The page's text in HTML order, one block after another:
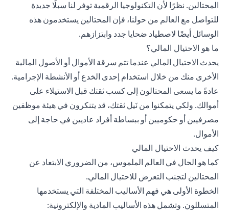
المحتالين. نظرًا لأن التكنولوجيا الرقمية توفر لنا سبلًا جديدة
للتواصل مع العالم من حولنا، فإن المحتالين يستخدمون هذه
الوسائل أيضًا لاصطياد ضحايا جدد وابتزازهم.
ما هو الاحتيال المالي؟
يحدث الاحتيال المالي عندما تتم سرقة الأموال أو الأصول المالية
الأخرى منك من خلال استخدام إحدى الخدع أو الأنشطة الإجرامية.
عادةً ما يسعى المحتالون إلى كسب ثقتك قبل الاستيلاء على
أموالك. ولكي يتمكنوا من نَيل ثقتك، قد يتنكرون في هيئة موظفين
مصرفيين أو حكوميين أو ببساطة أفراد عاديين في حاجة إلى
الأموال.
كيف يحدث الاحتيال المالي
كما هو الحال في العالم الملموس، من الضروري الابتعاد عن
المحتالين لتجنب التعرض للاحتيال المالي.
الخطوة الأولى هي فهم الأساليب المختلفة التي يستخدمها
المتسللون. وتشمل هذه الأساليب المادية والإلكترونية: